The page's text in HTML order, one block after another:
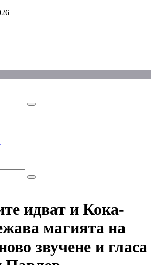
идват и Кока-
магията на
звучене и гласа